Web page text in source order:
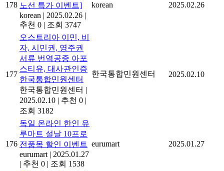
178 노선 특가 이벤트]
korean | 2025.02.26 |
추천 0 | 조회 3747
korean 2025.02.26
177
오스트리아 이민, 비
자, 시민권, 영주권
서류 번역공증 아포
스티유, 대사관인증
한국통합민원센터
한국통합민원센터 |
2025.02.10 | 추천 0 |
조회 3182
한국통합민원센터 2025.02.10
176
독일 온라인 한인 유
루마트 설날 10프로
전품목 할인 이벤트
eurumart | 2025.01.27
| 추천 0 | 조회 1538
eurumart 2025.01.27